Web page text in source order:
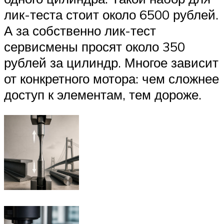
лик-теста стоит около 6500 рублей.
А за собственно лик-тест
сервисмены просят около 350
рублей за цилиндр. Многое зависит
от конкретного мотора: чем сложнее
доступ к элементам, тем дороже.